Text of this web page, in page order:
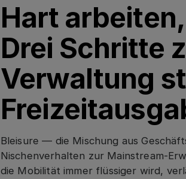
Hart
Drei Schritte
Verwaltung
Bleisure — die Mischung aus
Nischenverhalten zur Mainstream-
die Mobilität immer flüssiger wird,